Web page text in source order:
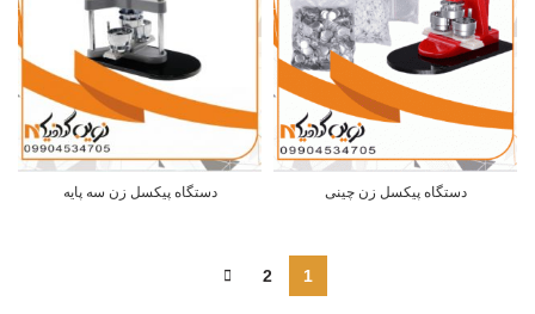
دستگاه پیکسل زن چینی دستگاه پیکسل زن سه پایه
1
2